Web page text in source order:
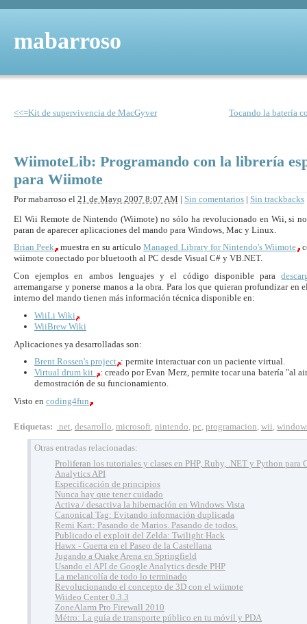
mabarroso
<<=Kit de supervivencia de MacGyver Tocando la batería
WiimoteLib: Programando con la librería
para Wiimote
Pormabarroso el 21 de Mayo 2007 8:07 AM | Sin comentarios | Sin trackbacks
El Wii Remote de Nintendo (Wiimote) no sólo ha revolucionado en Wii, si no
paran de aparecer aplicaciones del mando para Windows, Mac y Linux.
Brian Peek muestra en su artículoManaged Library for Nintendo's Wiimote
wiimote conectado por bluetooth al PC desde Visual C# y VB.NET.
Con ejemplos en ambos lenguajes y el código disponible para
arremangarse y ponerse manos a la obra. Para los que quieran profundizar en
interno del mando tienen más información técnica disponible en:
WiiLi Wiki
WiiBrew Wiki
Aplicaciones ya desarrolladas son:
Brent Rossen's project : permite interactuar con un paciente virtual.
Virtual drum kit
: creado por Evan Merz, permite tocar una batería "al
demostración de su funcionamiento.
Visto en coding4fun
Etiquetas: .net, desarrollo, microsoft, nintendo, pc, programacion, wii,
Otras entradas relacionadas:
Proliferan los tutoriales y clases en PHP, Ruby, .NET y Python para
Analytics API
Especificación de principios
Nunca hay que tener cuidado
Activa / desactiva la hibernación en Windows Vista
Canonical Tag: Evitando información duplicada
Remi Kart: Pasando de Marios. Pasando de todos.
Publicado el exploit del Zelda: Twilight Hack
Hawx - Guerra en el Paseo de la Castellana
Jugando a Quake Arena en Springfield
Usando el API de Google Analytics desde PHP
La melancolía de todo lo terminado
Revolucionando el concepto de 3D con el wiimote
Wiideo Center 0.3.3
ZoneAlarm Pro Firewall 2010
Métro: La guía de transporte público en tu móvil y PDA